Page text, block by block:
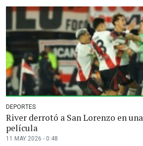
DEPORTES
River derrotó a San Lorenzo en
película
11 MAY 2026 - 0:48